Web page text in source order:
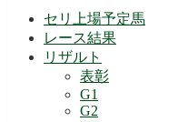
セリ上場予定馬
レース結果
リザルト
表彰
G1
G2